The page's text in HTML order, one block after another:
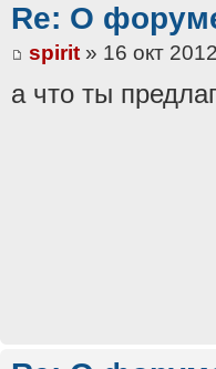
Re: О
spirit » 16 окт
а что ты